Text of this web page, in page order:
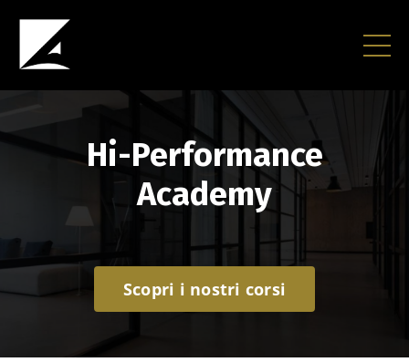
Hi-Performance
Academy
Scopri i nostri corsi